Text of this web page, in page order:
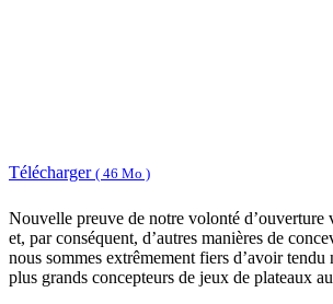
Télécharger ( 46 Mo )
Nouvelle preuve de notre volonté d’ouverture
et, par conséquent, d’autres manières de
nous sommes extrêmement fiers d’avoir tendu
plus grands concepteurs de jeux de plateaux